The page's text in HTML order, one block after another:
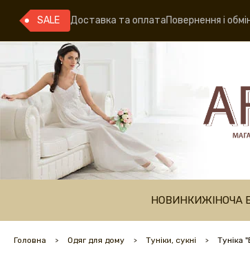
SALE Доставка та оплатаПовернення і
НОВИНКИЖІНОЧА
Головна Одяг для дому Туніки, сукні Туніка